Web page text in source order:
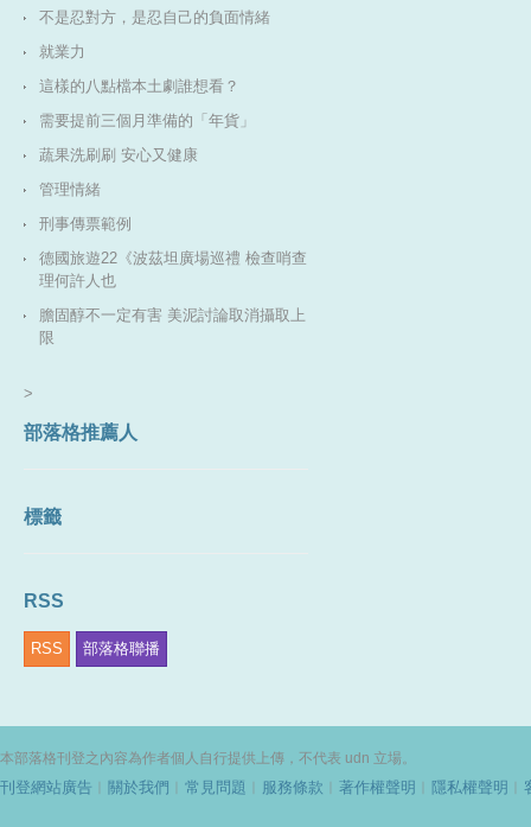
不是忍對方，是忍自己的負面情緒
就業力
這樣的八點檔本土劇誰想看？
需要提前三個月準備的「年貨」
蔬果洗刷刷 安心又健康
管理情緒
刑事傳票範例
德國旅遊22《波茲坦廣場巡禮 檢查哨查
理何許人也
膽固醇不一定有害 美泥討論取消攝取上
限
>
部落格推薦人
標籤
RSS
RSS 部落格聯播
本部落格刊登之內容為作者個人自行提供上傳，不代表 udn 立場。
刊登網站廣告 關於我們 常見問題 服務條款 著作權聲明 隱私權聲明